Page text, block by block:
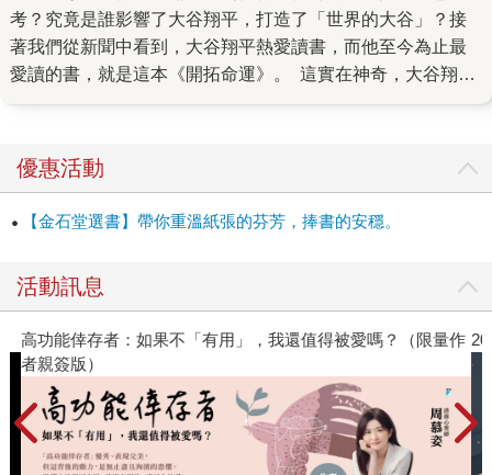
考？究竟是誰影響了大谷翔平，打造了「世界的大谷」？接
著我們從新聞中看到，大谷翔平熱愛讀書，而他至今為止最
愛讀的書，就是這本《開拓命運》。 這實在神奇，大谷翔平
影響現在的年輕人！這讓我們整個編輯室磨刀霍霍開始進行
調查，不查還好，一查下去不得了，這本《開拓命運》，影
響的不只大谷翔平，就連日本經營之聖「稻盛和夫」以及
截了當說明了「宇宙唯一運作法則」。《秘密》是吸引力法
一口氣解說了「吸引力法則原理＋心理學暗示效應＋顯化法
則原理」，告訴世人「正能量思考的重要性」。人人都對
「吸引力法則」略知一二的今日，沒有第二本書比《開拓命
運》更能用理性、簡單、清楚方式來說明吸引力法則了。無
論你再怎麼自認「缺乏靈性、缺乏悟性」，都絕對能讀懂。
優惠活動
【金石堂選書】帶你重溫紙張的芬芳，捧書的安穩。
活動訊息
高功能倖存者：如果不「有用」，我還值得被愛嗎？（限量作
者親簽版）